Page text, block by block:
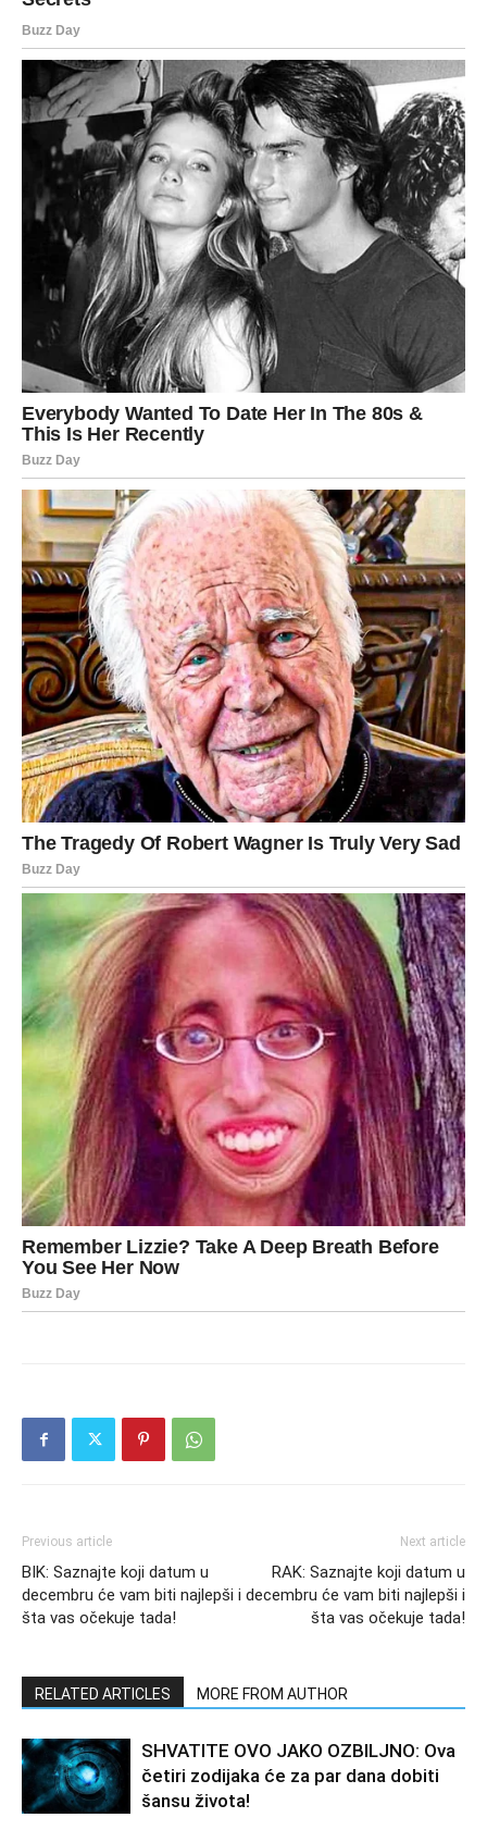
Previous article
BIK: Saznajte koji datum u
decembru će vam biti najlepši i
šta vas očekuje tada!
Next article
RAK: Saznajte koji datum u
decembru će vam biti najlepši i
šta vas očekuje tada!
RELATED ARTICLES MORE FROM AUTHOR
SHVATITE OVO JAKO OZBILJNO: Ova
četiri zodijaka će za par dana dobiti
šansu života!